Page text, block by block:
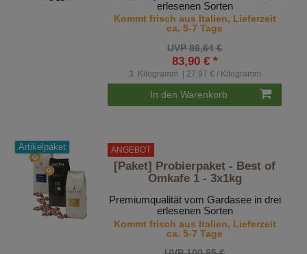
erlesenen Sorten
Kommt frisch aus Italien, Lieferzeit
ca. 5-7 Tage
UVP 86,64 €
83,90 € *
3 Kilogramm | 27,97 € / Kilogramm
In den Warenkorb
Artikelpaket ANGEBOT
[Paket] Probierpaket - Best of
Omkafe 1 - 3x1kg
Premiumqualität vom Gardasee in drei
erlesenen Sorten
Kommt frisch aus Italien, Lieferzeit
ca. 5-7 Tage